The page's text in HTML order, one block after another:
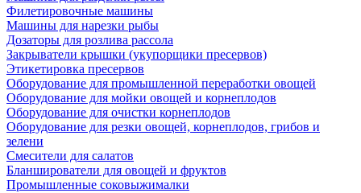
Филетировочные машины
Машины для нарезки рыбы
Дозаторы для розлива рассола
Закрыватели крышки (укупорщики пресервов)
Этикетировка пресервов
Оборудование для промышленной переработки овощей
Оборудование для мойки овощей и корнеплодов
Оборудование для очистки корнеплодов
Оборудование для резки овощей, корнеплодов, грибов и
зелени
Смесители для салатов
Бланширователи для овощей и фруктов
Промышленные соковыжималки